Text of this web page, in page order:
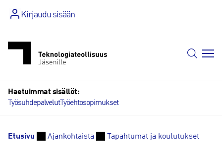
sisältöönKirjaudu sisään
Haetuimmat sisällöt:
TyösuhdepalvelutTyöehtosopimukset
Etusivu Ajankohtaista Tapahtumat ja koulutukset